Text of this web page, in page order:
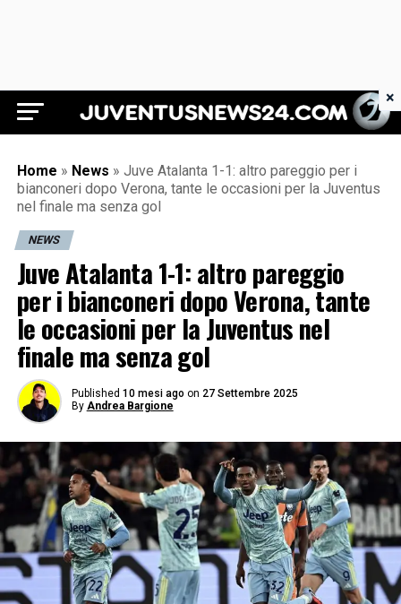
Juventus News 24
Home » News » Juve Atalanta 1-1: altro pareggio per i
bianconeri dopo Verona, tante le occasioni per la Juventus
nel finale ma senza gol
NEWS
Juve Atalanta 1-1: altro pareggio
per i bianconeri dopo Verona, tante
le occasioni per la Juventus nel
finale ma senza gol
Published 10 mesi ago on 27 Settembre 2025
By Andrea Bargione
×